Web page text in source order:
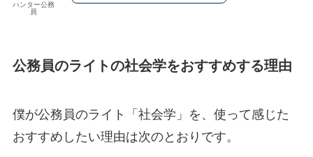
ハンター公務
員
公務員のライトの社会学をおすすめする理由
僕が公務員のライト「社会学」を、使って感じた
おすすめしたい理由は次のとおりです。